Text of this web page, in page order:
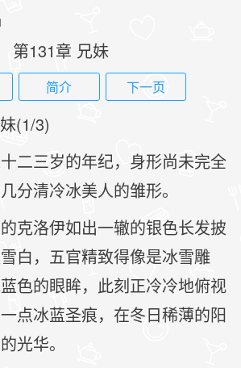
第131章 兄妹
简介 下一页
(1/3)
二三岁的年纪，身形尚未完全
分清冷冰美人的雏形。
克洛伊如出一辙的银色长发披
白，五官精致得像是冰雪雕
色的眼眸，此刻正冷冷地俯视
点冰蓝圣痕，在冬日稀薄的阳
光华。